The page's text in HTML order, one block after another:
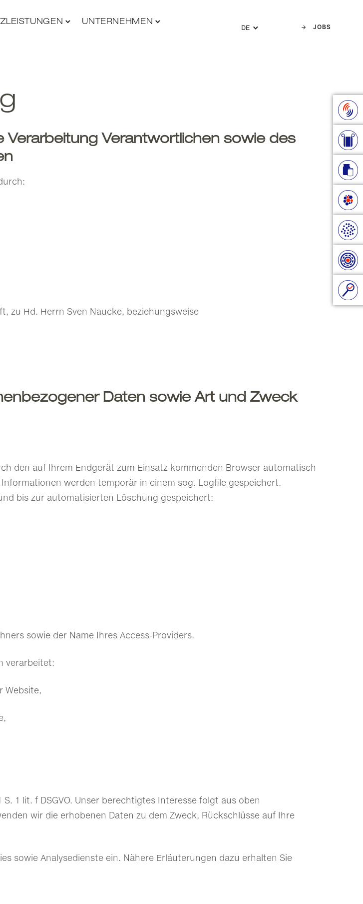
UNTERNEHMEN
DE JOBS
Verantwortlichen sowie des
zu Hd. Herrn Sven Naucke, beziehungsweise
Daten sowie Art und Zweck
den auf Ihrem Endgerät zum Einsatz kommenden Browser automatisch
werden temporär in einem sog. Logfile gespeichert.
bis zur automatisierten Löschung gespeichert:
sowie der Name Ihres Access-Providers.
verarbeitet:
Website,
1 lit. f DSGVO. Unser berechtigtes Interesse folgt aus oben
wir die erhobenen Daten zu dem Zweck, Rückschlüsse auf Ihre
sowie Analysedienste ein. Nähere Erläuterungen dazu erhalten Sie